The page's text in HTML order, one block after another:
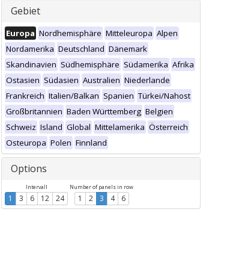
Gebiet
Europa Nordhemisphäre Mitteleuropa Alpen
Nordamerika Deutschland Dänemark
Skandinavien Südhemisphäre Südamerika Afrika
Ostasien Südasien Australien Niederlande
Frankreich Italien/Balkan Spanien Türkei/Nahost
Großbritannien Baden Württemberg Belgien
Schweiz Island Global Mittelamerika Österreich
Osteuropa Polen Finnland
Options
Intervall
1 3 6 12 24
Number of panels in row
1 2 3 4 6